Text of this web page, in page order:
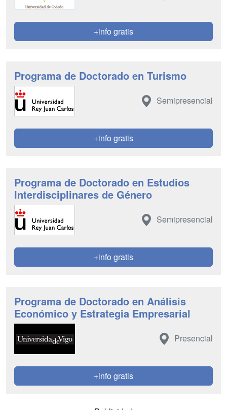
+info gratis
Programa de Doctorado en Turismo
Semipresencial
+info gratis
Programa de Doctorado en Estudios
Interdisciplinares de Género
Semipresencial
+info gratis
Programa de Doctorado en Análisis
Económico y Estrategia Empresarial
Presencial
+info gratis